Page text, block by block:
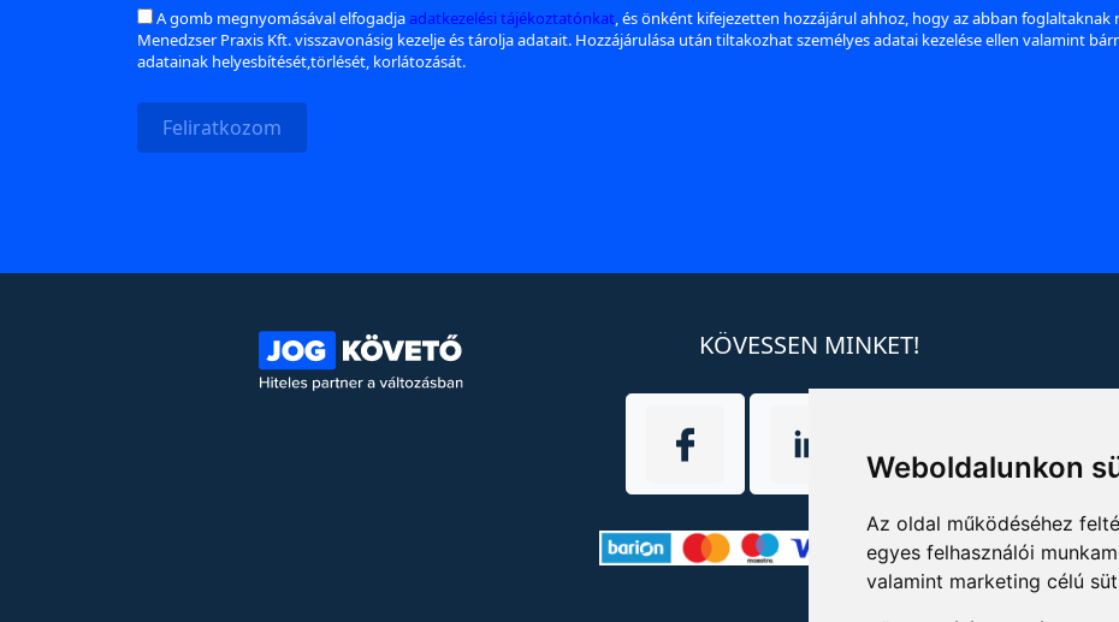
Weboldalunkon
Az oldal működéséhez
egyes felhasználói
valamint marketing célú
A gomb megnyomásával elfogadjaadatkezelési tájékoztatónkat, és önként kifejezetten hozzájárul ahhoz, hogy az abban foglaltaknak
Menedzser Praxis Kft. visszavonásig kezelje és tárolja adatait. Hozzájárulása után tiltakozhat személyes adatai kezelése ellen valamint
adatainak helyesbítését,törlését, korlátozását.
Feliratkozom
KÖVESSEN MINKET!